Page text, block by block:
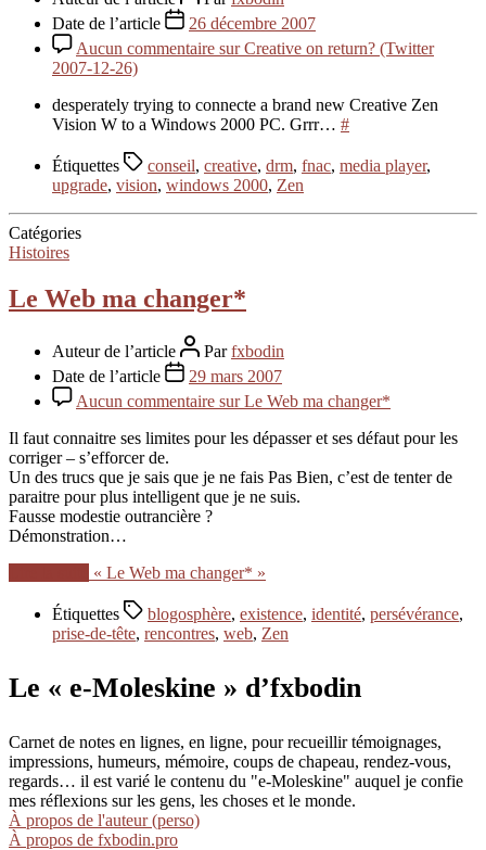
Date de l’article
26 décembre 2007
Aucun commentaire sur Creative on return? (Twitter
2007-12-26)
desperately trying to connecte a brand new Creative Zen
Vision W to a Windows 2000 PC. Grrr… #
Étiquettes conseil, creative, drm, fnac, media player,
upgrade, vision, windows 2000, Zen
Catégories
Histoires
Le Web ma changer*
Auteur de l’article Parfxbodin
Date de l’article
29 mars 2007
Aucun commentaire sur Le Web ma changer*
Il faut connaitre ses limites pour les dépasser et ses défaut pour les
corriger – s’efforcer de.
Un des trucs que je sais que je ne fais Pas Bien, c’est de tenter de
paraitre pour plus intelligent que je ne suis.
Fausse modestie outrancière ?
Démonstration…
« Le Web ma changer* »
Étiquettes blogosphère, existence, identité, persévérance,
prise-de-tête, rencontres, web, Zen
Le « e-Moleskine » d’fxbodin
Carnet de notes en lignes, en ligne, pour recueillir témoignages,
impressions, humeurs, mémoire, coups de chapeau, rendez-vous,
regards… il est varié le contenu du "e-Moleskine" auquel je confie
mes réflexions sur les gens, les choses et le monde.
À propos de l'auteur (perso)
À propos de fxbodin.pro